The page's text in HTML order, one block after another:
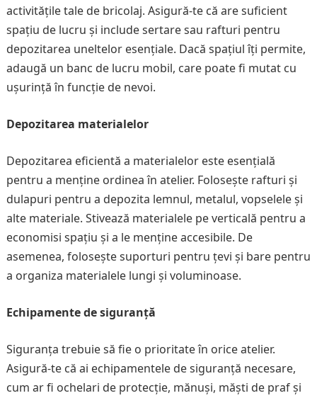
activitățile tale de bricolaj. Asigură-te că are suficient
spațiu de lucru și include sertare sau rafturi pentru
depozitarea uneltelor esențiale. Dacă spațiul îți permite,
adaugă un banc de lucru mobil, care poate fi mutat cu
ușurință în funcție de nevoi.
Depozitarea materialelor
Depozitarea eficientă a materialelor este esențială
pentru a menține ordinea în atelier. Folosește rafturi și
dulapuri pentru a depozita lemnul, metalul, vopselele și
alte materiale. Stivează materialele pe verticală pentru a
economisi spațiu și a le menține accesibile. De
asemenea, folosește suporturi pentru țevi și bare pentru
a organiza materialele lungi și voluminoase.
Echipamente de siguranță
Siguranța trebuie să fie o prioritate în orice atelier.
Asigură-te că ai echipamentele de siguranță necesare,
cum ar fi ochelari de protecție, mănuși, măști de praf și